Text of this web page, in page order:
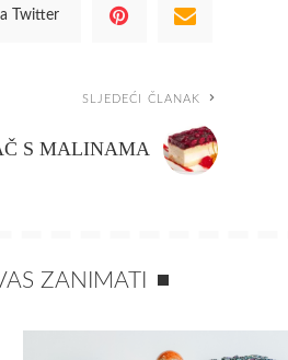
Twitter
SLJEDEĆI ČLANAK
S MALINAMA
ZANIMATI